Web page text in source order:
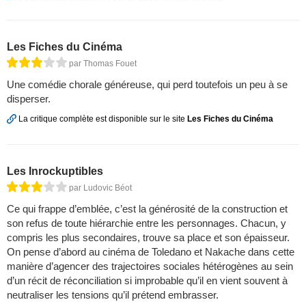
Les Fiches du Cinéma
par Thomas Fouet
Une comédie chorale généreuse, qui perd toutefois un peu à se
disperser.
La critique complète est disponible sur le site Les Fiches du Cinéma
Les Inrockuptibles
par Ludovic Béot
Ce qui frappe d’emblée, c’est la générosité de la construction et
son refus de toute hiérarchie entre les personnages. Chacun, y
compris les plus secondaires, trouve sa place et son épaisseur.
On pense d’abord au cinéma de Toledano et Nakache dans cette
manière d’agencer des trajectoires sociales hétérogènes au sein
d’un récit de réconciliation si improbable qu’il en vient souvent à
neutraliser les tensions qu’il prétend embrasser.